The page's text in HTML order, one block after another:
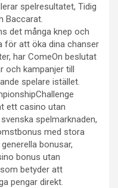
spelresultatet, Tidig
Baccarat.
det många knep och
för att öka dina chanser
har ComeOn beslutat
och kampanjer till
spelare istället.
ett casino utan
spelmarknaden,
med stora
bonusar,
bonus utan
betyder att
pengar direkt.